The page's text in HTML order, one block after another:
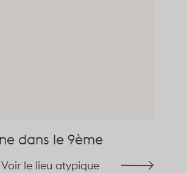
dans le 9ème
Voir le lieu atypique